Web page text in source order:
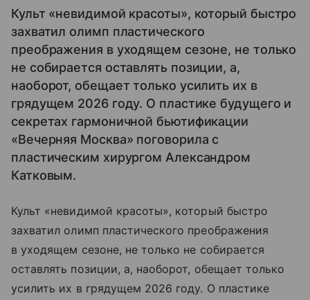
Культ «невидимой красоты», который быстро
захватил олимп пластического
преображения в уходящем сезоне, не только
не собирается оставлять позиции, а,
наоборот, обещает только усилить их в
грядущем 2026 году. О пластике будущего и
секретах гармоничной бьютификации
«Вечерняя Москва» поговорила с
пластическим хирургом Александром
Катковым.
Культ «невидимой красоты», который быстро
захватил олимп пластического преображения
в уходящем сезоне, не только не собирается
оставлять позиции, а, наоборот, обещает только
усилить их в грядущем 2026 году. О пластике